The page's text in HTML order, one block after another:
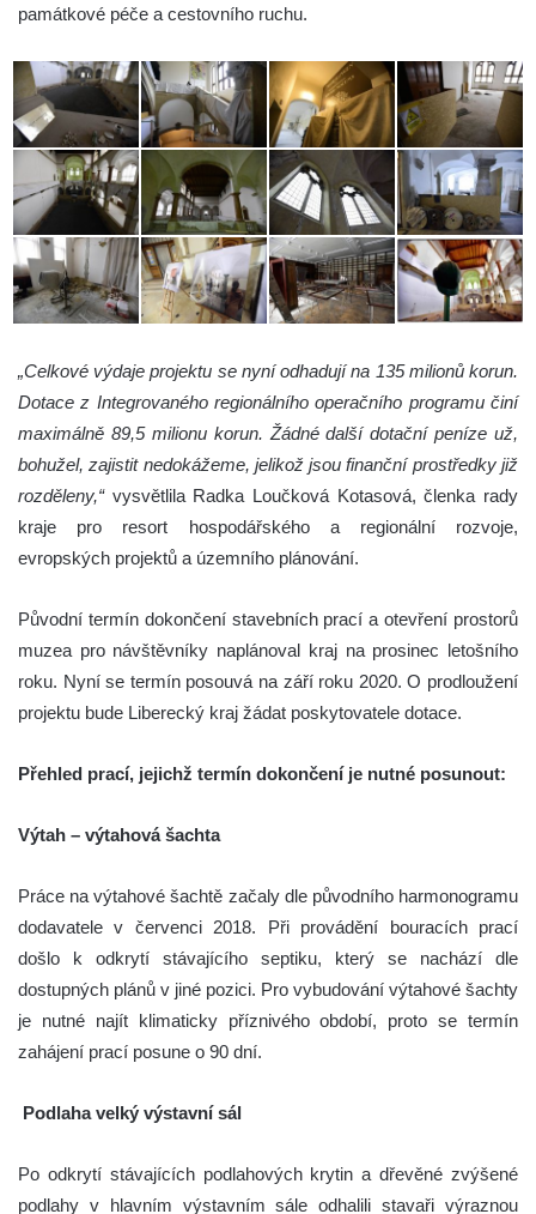
památkové péče a cestovního ruchu.
„Celkové výdaje projektu se nyní odhadují na 135 milionů korun.
Dotace z Integrovaného regionálního operačního programu činí
maximálně 89,5 milionu korun. Žádné další dotační peníze už,
bohužel, zajistit nedokážeme, jelikož jsou finanční prostředky již
rozděleny,“vysvětlila Radka Loučková Kotasová, členka rady
kraje pro resort hospodářského a regionální rozvoje,
evropských projektů a územního plánování.
Původní termín dokončení stavebních prací a otevření prostorů
muzea pro návštěvníky naplánoval kraj na prosinec letošního
roku. Nyní se termín posouvá na září roku 2020. O prodloužení
projektu bude Liberecký kraj žádat poskytovatele dotace.
Přehled prací, jejichž termín dokončení je nutné posunout:
Výtah – výtahová šachta
Práce na výtahové šachtě začaly dle původního harmonogramu
dodavatele v červenci 2018. Při provádění bouracích prací
došlo k odkrytí stávajícího septiku, který se nachází dle
dostupných plánů v jiné pozici. Pro vybudování výtahové šachty
je nutné najít klimaticky příznivého období, proto se termín
zahájení prací posune o 90 dní.
Podlaha velký výstavní sál
Po odkrytí stávajících podlahových krytin a dřevěné zvýšené
podlahy v hlavním výstavním sále odhalili stavaři výraznou